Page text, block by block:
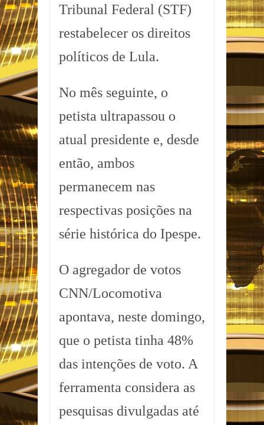
Tribunal Federal (STF)
restabelecer os direitos
políticos de Lula.
No mês seguinte, o
petista ultrapassou o
atual presidente e, desde
então, ambos
permanecem nas
respectivas posições na
série histórica do Ipespe.
O agregador de votos
CNN/Locomotiva
apontava, neste domingo,
que o petista tinha 48%
das intenções de voto. A
ferramenta considera as
pesquisas divulgadas até